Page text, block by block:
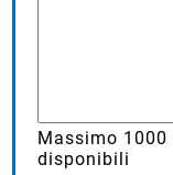
Massimo 1000
disponibili